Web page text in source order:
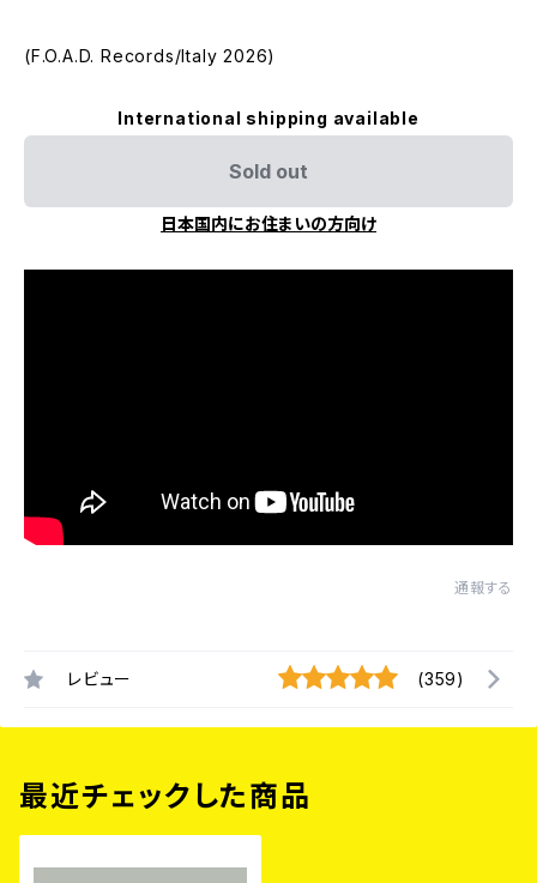
(F.O.A.D. Records/Italy 2026)
International shipping available
Sold out
日本国内にお住まいの方向け
通報する
レビュー (359)
最近チェックした商品